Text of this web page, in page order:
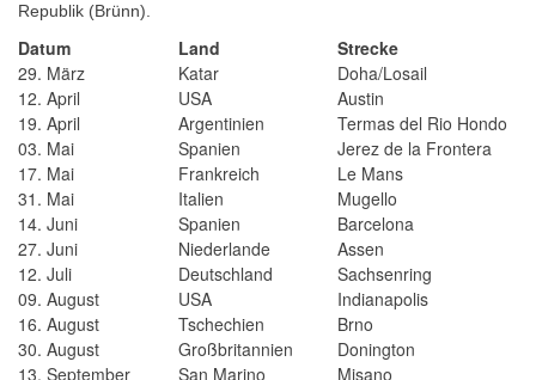
Republik (Brünn).
Datum Land
Strecke
29. März
Katar
Doha/Losail
12. April
USA
Austin
19. April
Argentinien
Termas del Rio Hondo
03. Mai
Spanien
Jerez de la Frontera
17. Mai
Frankreich
Le Mans
31. Mai
Italien
Mugello
14. Juni
Spanien
Barcelona
27. Juni
Niederlande
Assen
12. Juli
Deutschland
Sachsenring
09. August
USA
Indianapolis
16. August
Tschechien
Brno
30. August
Großbritannien
Donington
13. September
San Marino
Misano